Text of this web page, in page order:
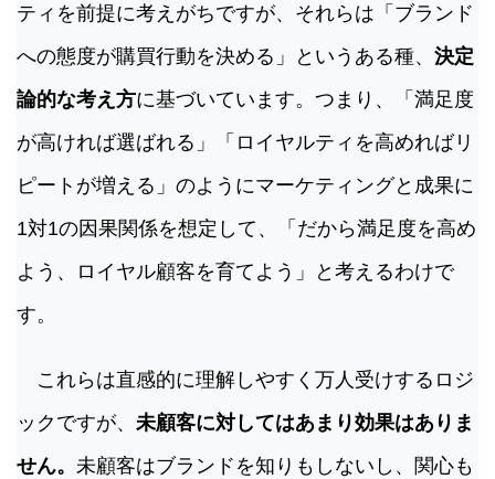
ティを前提に考えがちですが、それらは「ブランド
への態度が購買行動を決める」というある種、 決定
論的な考え方に基づいています。つまり、「満足度
が高ければ選ばれる」「ロイヤルティを高めればリ
ピートが増える」のようにマーケティングと成果に
1対1の因果関係を想定して、「だから満足度を高め
よう、ロイヤル顧客を育てよう」と考えるわけで
す。
これらは直感的に理解しやすく万人受けするロジ
ックですが、 未顧客に対してはあまり効果はありま
せん。 未顧客はブランドを知りもしないし、関心も